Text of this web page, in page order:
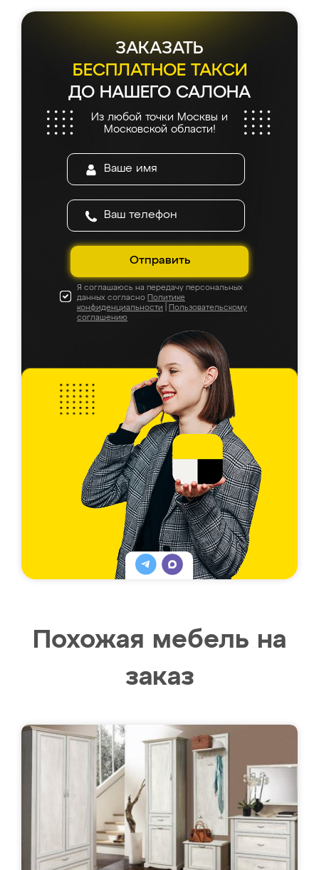
ЗАКАЗАТЬ
БЕСПЛАТНОЕ ТАКСИ
ДО НАШЕГО САЛОНА
Из любой точки Москвы и
Московской области!
Отправить
Я соглашаюсь на передачу персональных
данных согласно Политике
конфиденциальности
Пользовательскому
соглашению
Похожая мебель на
заказ